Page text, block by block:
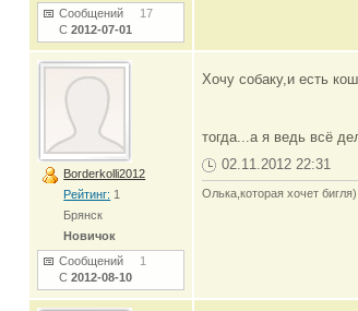
Сообщений 17
С2012-07-01
Borderkolli2012
Рейтинг: 1
Брянск
Новичок
Сообщений 1
С2012-08-10
Хочу собаку,и есть
тогда...а я ведь всё
02.11.2012 22:31
Олька,которая хочет бигля)